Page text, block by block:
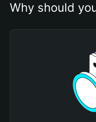
Why should